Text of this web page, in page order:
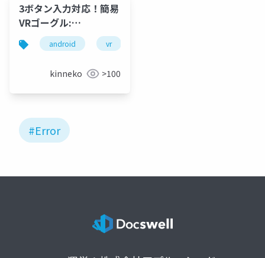
3ボタン入力対応！簡易
VRゴーグル:
JAGOVISORの設計と実
装
android vr
kinneko >100
#Error